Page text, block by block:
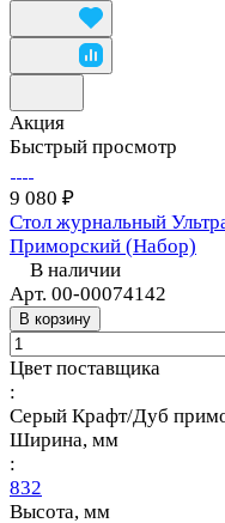
Акция
Быстрый просмотр
9 080 ₽
Стол журнальный
Приморский (Набор)
В наличии
Арт. 00-00074142
В корзину
Цвет поставщика
:
Серый Крафт/Дуб
Ширина, мм
:
832
Высота, мм